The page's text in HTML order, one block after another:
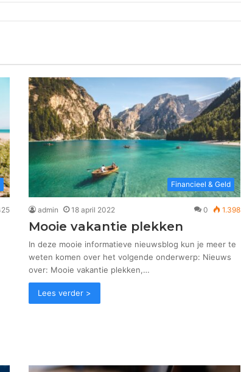
Financieel & Geld
admin 18 april 2022 0 1.398
Mooie vakantie plekken
In deze mooie informatieve nieuwsblog kun je meer te
weten komen over het volgende onderwerp: Nieuws
over: Mooie vakantie plekken,…
Lees verder >